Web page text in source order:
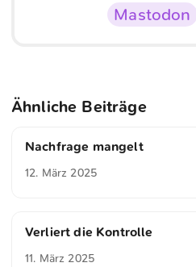
Mastodon
Ähnliche Beiträge
Nachfrage mangelt
12. März 2025
Verliert die Kontrolle
11. März 2025